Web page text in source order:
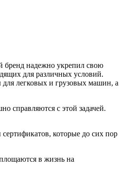
бренд надежно укрепил свою
для различных условий.
для легковых и грузовых машин, а
справляются с этой задачей.
которые до сих пор
в жизнь на